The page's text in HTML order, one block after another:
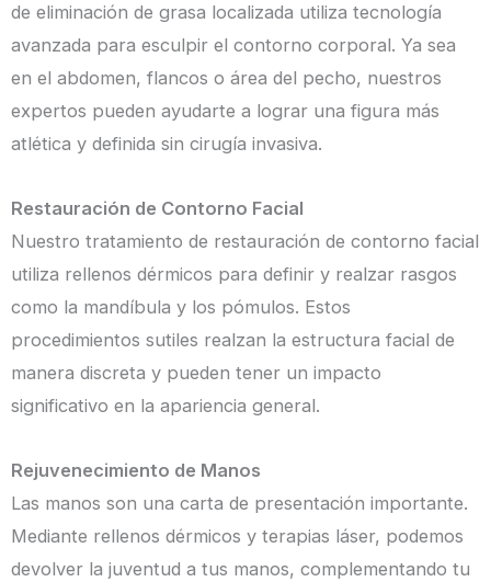
de eliminación de grasa localizada utiliza tecnología
avanzada para esculpir el contorno corporal. Ya sea
en el abdomen, flancos o área del pecho, nuestros
expertos pueden ayudarte a lograr una figura más
atlética y definida sin cirugía invasiva.
Restauración de Contorno Facial
Nuestro tratamiento de restauración de contorno facial
utiliza rellenos dérmicos para definir y realzar rasgos
como la mandíbula y los pómulos. Estos
procedimientos sutiles realzan la estructura facial de
manera discreta y pueden tener un impacto
significativo en la apariencia general.
Rejuvenecimiento de Manos
Las manos son una carta de presentación importante.
Mediante rellenos dérmicos y terapias láser, podemos
devolver la juventud a tus manos, complementando tu